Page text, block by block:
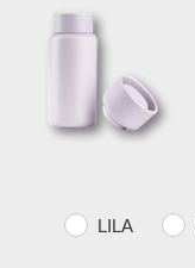
Farvevalg
LILA